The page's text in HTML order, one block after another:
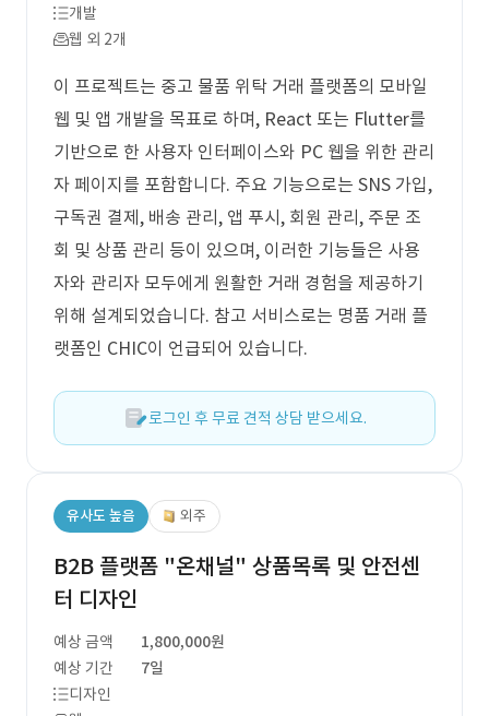
개발
웹 외 2개
이 프로젝트는 중고 물품 위탁 거래 플랫폼의 모바일
웹 및 앱 개발을 목표로 하며, React 또는 Flutter를
기반으로 한 사용자 인터페이스와 PC 웹을 위한 관리
자 페이지를 포함합니다. 주요 기능으로는 SNS 가입,
구독권 결제, 배송 관리, 앱 푸시, 회원 관리, 주문 조
회 및 상품 관리 등이 있으며, 이러한 기능들은 사용
자와 관리자 모두에게 원활한 거래 경험을 제공하기
위해 설계되었습니다. 참고 서비스로는 명품 거래 플
랫폼인 CHIC이 언급되어 있습니다.
로그인 후 무료 견적 상담 받으세요.
유사도 높음 외주
B2B 플랫폼 "온채널" 상품목록 및 안전센
터 디자인
예상 금액
1,800,000원
예상 기간
7일
디자인